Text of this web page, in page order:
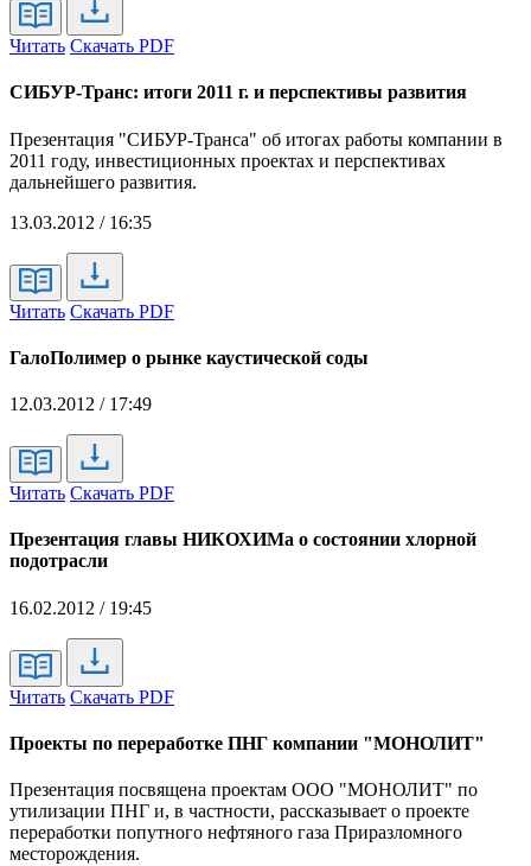
Читать Скачать PDF
СИБУР-Транс: итоги 2011 г. и перспективы развития
Презентация "СИБУР-Транса" об итогах работы компании в
2011 году, инвестиционных проектах и перспективах
дальнейшего развития.
13.03.2012 / 16:35
Читать Скачать PDF
ГалоПолимер о рынке каустической соды
12.03.2012 / 17:49
Читать Скачать PDF
Презентация главы НИКОХИМа о состоянии хлорной
подотрасли
16.02.2012 / 19:45
Читать Скачать PDF
Проекты по переработке ПНГ компании "МОНОЛИТ"
Презентация посвящена проектам ООО "МОНОЛИТ" по
утилизации ПНГ и, в частности, рассказывает о проекте
переработки попутного нефтяного газа Приразломного
месторождения.